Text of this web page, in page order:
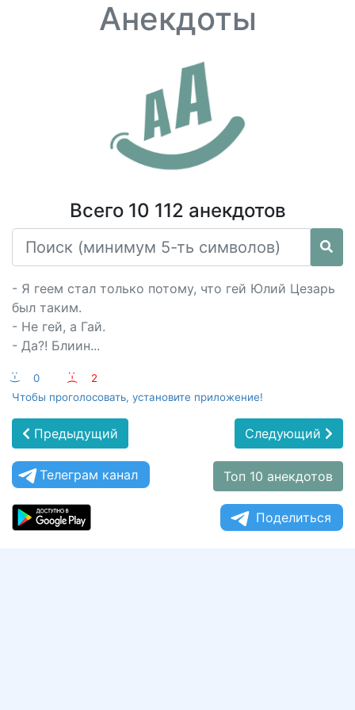
Анекдоты
Всего 10 112 анекдотов
- Я геем стал только потому, что гей Юлий Цезарь
был таким.
- Не гей, а Гай.
- Да?! Блиин...
:-) 0 :-(
2
Чтобы проголосовать, установите приложение!
Предыдущий Следующий
Телеграм канал Топ 10 анекдотов
Поделиться